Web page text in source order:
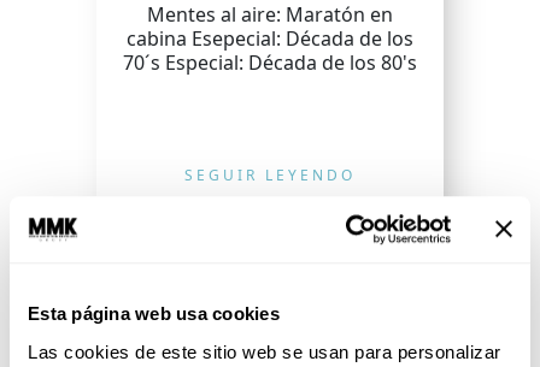
Esta página web usa cookies
Las cookies de este sitio web se usan para personalizar
Mentes al aire: Maratón en
cabina Esepecial: Década de los
70´s Especial: Década de los 80's
SEGUIR LEYENDO